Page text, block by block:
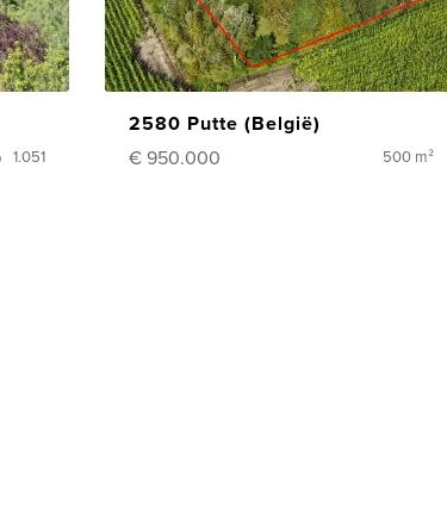
1.051
2580 Putte (België)
€ 950.000
500 m²